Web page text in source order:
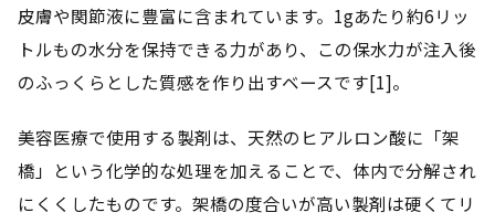
皮膚や関節液に豊富に含まれています。1gあたり約6リッ
トルもの水分を保持できる力があり、この保水力が注入後
のふっくらとした質感を作り出すベースです[1]。
美容医療で使用する製剤は、天然のヒアルロン酸に「架
橋」という化学的な処理を加えることで、体内で分解され
にくくしたものです。架橋の度合いが高い製剤は硬くてリ